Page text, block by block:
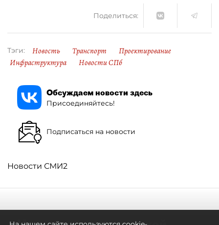
Поделиться:
Тэги: Новость Транспорт
Проектирование
Инфраструктура
Новости СПб
Обсуждаем новости здесь
Присоединяйтесь!
Подписаться на новости
Новости СМИ2